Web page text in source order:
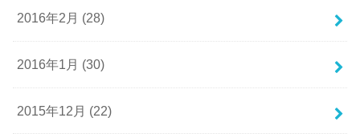
2016年2月 (28)
2016年1月 (30)
2015年12月 (22)